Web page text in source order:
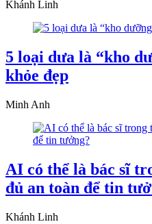
Khánh Linh
5 loại dưa là “kho
khỏe đẹp
Minh Anh
AI có thể là bác sĩ
đủ an toàn để tin
Khánh Linh